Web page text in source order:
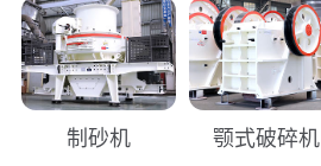
制砂机 颚式破碎机